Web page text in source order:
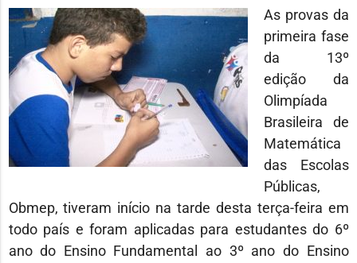
As provas da
primeira fase
da 13º
edição da
Olimpíada
Brasileira de
Matemática
das Escolas
Públicas,
Obmep, tiveram início na tarde desta terça-feira em
todo país e foram aplicadas para estudantes do 6º
ano do Ensino Fundamental ao 3º ano do Ensino